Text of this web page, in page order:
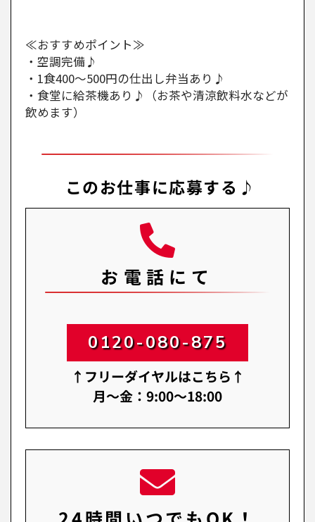
≪おすすめポイント≫
・空調完備♪
・1食400～500円の仕出し弁当あり♪
・食堂に給茶機あり♪（お茶や清涼飲料水などが
飲めます）
このお仕事に応募する♪
お電話にて
0120-080-875
↑フリーダイヤルはこちら↑
月～金：9:00～18:00